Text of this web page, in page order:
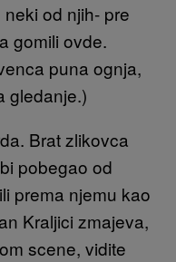
od njih- pre
gomili ovde.
puna ognja,
gledanje.)
Brat zlikovca
pobegao od
prema njemu kao
Kraljici zmajeva,
scene, vidite